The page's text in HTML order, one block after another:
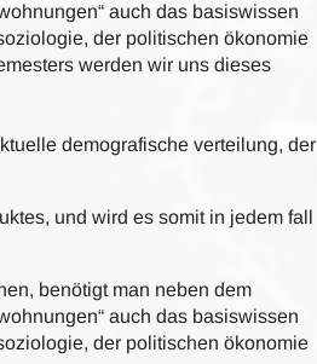
auch das basiswissen
der politischen ökonomie
werden wir uns dieses
demografische verteilung, der
und wird es somit in jedem fall
benötigt man neben dem
auch das basiswissen
der politischen ökonomie